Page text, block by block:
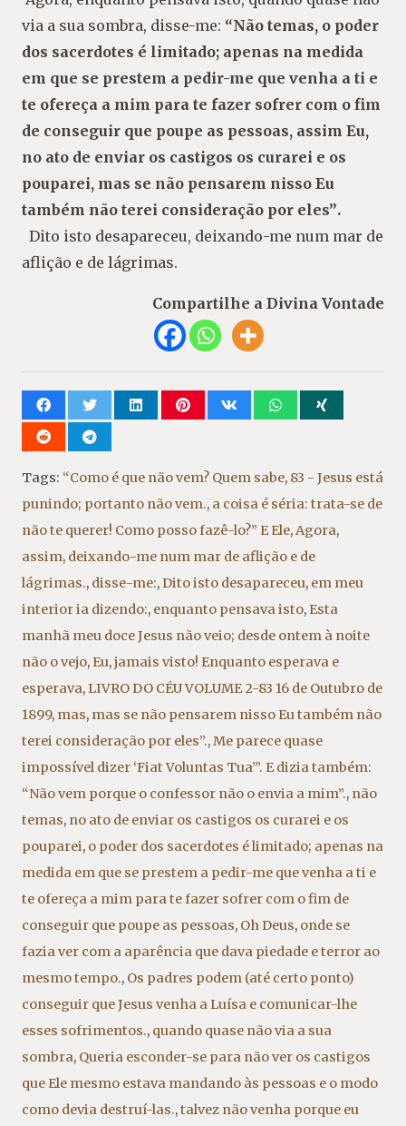
via a sua sombra, disse-me: “Não temas, o poder
dos sacerdotes é limitado; apenas na medida
em que se prestem a pedir-me que venha a ti e
te ofereça a mim para te fazer sofrer com o fim
de conseguir que poupe as pessoas, assim Eu,
no ato de enviar os castigos os curarei e os
pouparei, mas se não pensarem nisso Eu
também não terei consideração por eles”.
Dito isto desapareceu, deixando-me num mar de
aflição e de lágrimas.
Compartilhe a Divina Vontade
Tags: “Como é que não vem? Quem sabe, 83 - Jesus está
punindo; portanto não vem., a coisa é séria: trata-se de
não te querer! Como posso fazê-lo?” E Ele,Agora,
assim, deixando-me num mar de aflição e de
lágrimas., disse-me:,Dito isto desapareceu, em meu
interior ia dizendo:, enquanto pensava isto,Esta
manhã meu doce Jesus não veio; desde ontem à noite
não o vejo,Eu,jamais visto! Enquanto esperava e
esperava,LIVRO DO CÉU VOLUME 2-83 16 de Outubro de
1899, mas, mas se não pensarem nisso Eu também não
terei consideração por eles”.,Me parece quase
impossível dizer ‘Fiat Voluntas Tua’”. E dizia também:
“Não vem porque o confessor não o envia a mim”., não
temas, no ato de enviar os castigos os curarei e os
pouparei, o poder dos sacerdotes é limitado; apenas na
medida em que se prestem a pedir-me que venha a ti e
te ofereça a mim para te fazer sofrer com o fim de
conseguir que poupe as pessoas, Oh Deus, onde se
fazia ver com a aparência que dava piedade e terror ao
mesmo tempo., Os padres podem (até certo ponto)
conseguir que Jesus venha a Luísa e comunicar-lhe
esses sofrimentos., quando quase não via a sua
sombra, Queria esconder-se para não ver os castigos
que Ele mesmo estava mandando às pessoas e o modo
como devia destruí-las.,talvez não venha porque eu